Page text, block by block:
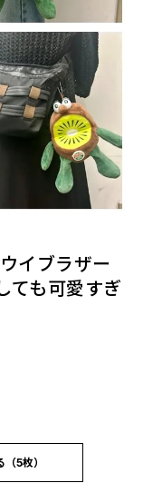
イブラザー
ても可愛すぎ
5枚）